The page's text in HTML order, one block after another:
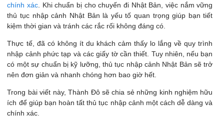
chính xác . Khi chuẩn bị cho chuyến đi Nhật Bản, việc nắm vững
thủ tục nhập cảnh Nhật Bản là yếu tố quan trọng giúp bạn tiết
kiệm thời gian và tránh các rắc rối không đáng có.
Thực tế, đã có không ít du khách cảm thấy lo lắng về quy trình
nhập cảnh phức tạp và các giấy tờ cần thiết. Tuy nhiên, nếu bạn
có một sự chuẩn bị kỹ lưỡng, thủ tục nhập cảnh Nhật Bản sẽ trở
nên đơn giản và nhanh chóng hơn bao giờ hết.
Trong bài viết này, Thành Đô sẽ chia sẻ những kinh nghiệm hữu
ích để giúp bạn hoàn tất thủ tục nhập cảnh một cách dễ dàng và
chính xác.